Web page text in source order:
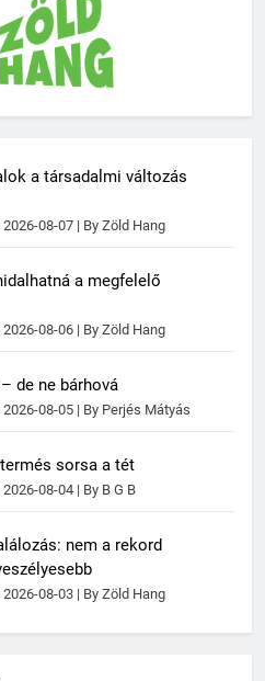
a társadalmi változás
2026-08-07 By Zöld Hang
a megfelelő
2026-08-06 By Zöld Hang
de ne bárhová
2026-08-05 By Perjés Mátyás
sorsa a tét
2026-08-04 By B G B
nem a rekord
2026-08-03 By Zöld Hang